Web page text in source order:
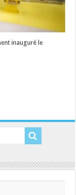
inauguré le